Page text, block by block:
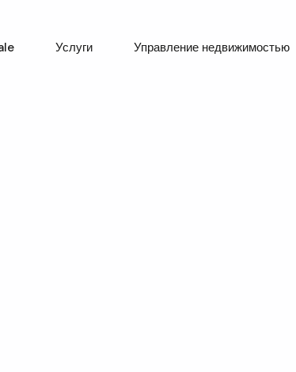
Услуги Управление недвижимостью